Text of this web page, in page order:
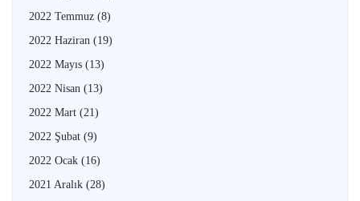
2022 Temmuz (8)
2022 Haziran (19)
2022 Mayıs (13)
2022 Nisan (13)
2022 Mart (21)
2022 Şubat (9)
2022 Ocak (16)
2021 Aralık (28)